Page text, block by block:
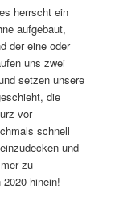
herrscht ein
aufgebaut,
der eine oder
uns zwei
setzen unsere
die
vor
schnell
und
zu
hinein!